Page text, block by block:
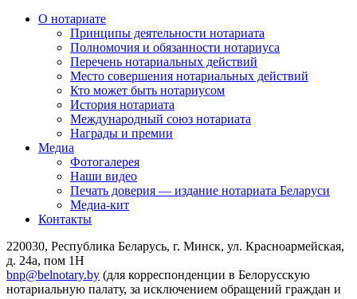
О нотариате
Принципы деятельности нотариата
Полномочия и обязанности нотариуса
Перечень нотариальных действий
Место совершения нотариальных действий
Кто может быть нотариусом
История нотариата
Международный союз нотариата
Награды и премии
Медиа
Фотогалерея
Наши видео
Печать доверия — издание нотариата Беларуси
Медиа-кит
Контакты
220030, Республика Беларусь, г. Минск, ул. Красноармейская,
д. 24а, пом 1Н
bnp@belnotary.by (для корреспонденции в Белорусскую
нотариальную палату, за исключением обращений граждан и